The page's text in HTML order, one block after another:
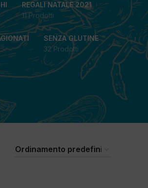
REGALI NATALE 2021
11 Prodotti
SENZA GLUTINE
32 Prodotti